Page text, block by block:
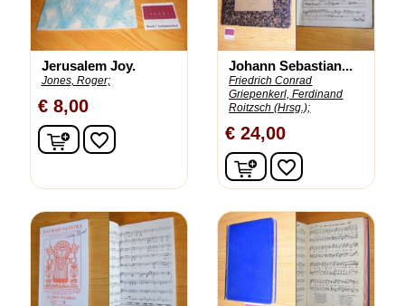
Jerusalem Joy.
Jones, Roger;
€ 8,00
In winkelwagen
favorite_border
Johann Sebastian...
Friedrich Conrad
Griepenkerl, Ferdinand
Roitzsch (Hrsg.);
€ 24,00
In winkelwagen
favorite_border